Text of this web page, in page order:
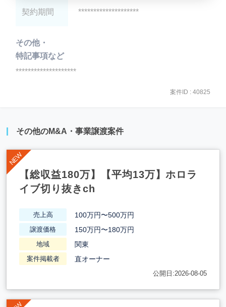
契約期間 ********************
その他・
特記事項など
********************
案件ID : 40825
その他のM&A・事業譲渡案件
【総収益180万】【平均13万】ホロラ
イブ切り抜きch
売上高 100万円〜500万円
譲渡価格 150万円〜180万円
地域 関東
案件掲載者 直オーナー
公開日:2026-08-05